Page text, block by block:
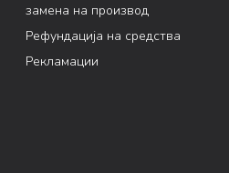
замена на производ
Рефундација на средства
Рекламации